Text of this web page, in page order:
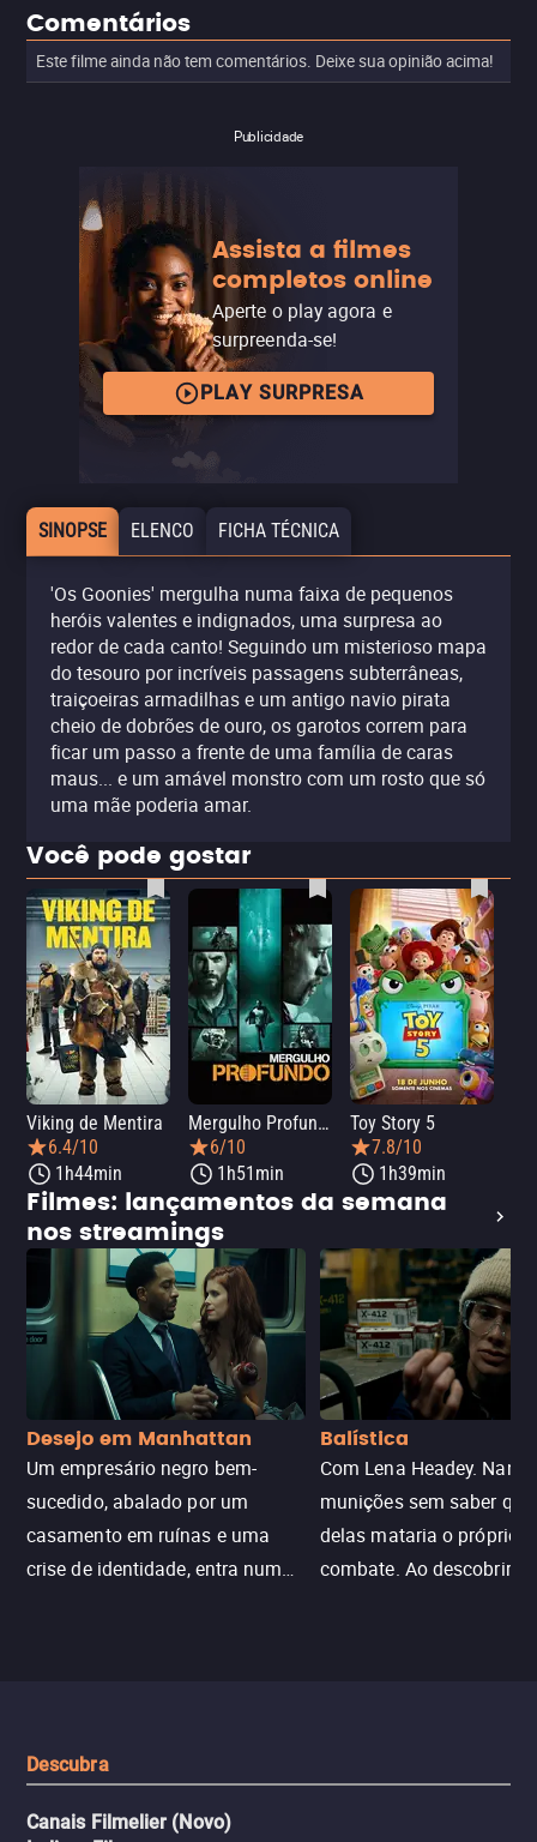
Comentários
Este filme ainda não tem comentários. Deixe sua opinião acima!
Publicidade
Assista a filmes
completos online
Aperte o play agora e
surpreenda-se!
PLAY SURPRESA
SINOPSE ELENCO FICHA TÉCNICA
'Os Goonies' mergulha numa faixa de pequenos
heróis valentes e indignados, uma surpresa ao
redor de cada canto! Seguindo um misterioso mapa
do tesouro por incríveis passagens subterrâneas,
traiçoeiras armadilhas e um antigo navio pirata
cheio de dobrões de ouro, os garotos correm para
ficar um passo a frente de uma família de caras
maus... e um amável monstro com um rosto que só
uma mãe poderia amar.
Você pode gostar
Viking de Mentira
6.4/10
1h44min
Mergulho Profundo
6/10
1h51min
Toy Story 5
7.8/10
1h39min
Filmes: lançamentos da semana
nos streamings
Desejo em Manhattan
Um empresário negro bem-
sucedido, abalado por um
casamento em ruínas e uma
crise de identidade, entra num
Balística
Com Lena Headey.
munições sem saber
delas mataria o próprio
combate. Ao descobrir a
Descubra
Canais Filmelier (Novo)